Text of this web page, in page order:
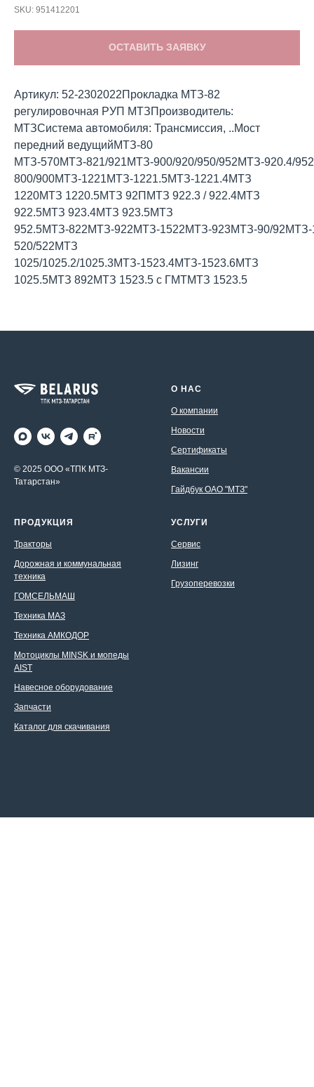
SKU: 951412201
ОСТАВИТЬ ЗАЯВКУ
Артикул: 52-2302022Прокладка МТЗ-82
регулировочная РУП МТЗПроизводитель:
МТЗСистема автомобиля: Трансмиссия, ..Мост
передний ведущийМТЗ-80
МТЗ-570МТЗ-821/921МТЗ-900/920/950/952МТЗ-920.4/
800/900МТЗ-1221МТЗ-1221.5МТЗ-1221.4МТЗ
1220МТЗ 1220.5МТЗ 92ПМТЗ 922.3 / 922.4МТЗ
922.5МТЗ 923.4МТЗ 923.5МТЗ
952.5МТЗ-822МТЗ-922МТЗ-1522МТЗ-923МТЗ-90/
520/522МТЗ
1025/1025.2/1025.3МТЗ-1523.4МТЗ-1523.6МТЗ
1025.5МТЗ 892МТЗ 1523.5 с ГМТМТЗ 1523.5
© 2025 ООО «ТПК МТЗ-
Татарстан»
О НАС
О компании
Новости
Сертификаты
Вакансии
Гайдбук ОАО "МТЗ"
ПРОДУКЦИЯ
Тракторы
Дорожная и коммунальная
техника
ГОМСЕЛЬМАШ
Техника МАЗ
Техника АМКОДОР
Мотоциклы MINSK и мопеды
AIST
Навесное оборудование
Запчасти
Каталог для скачивания
УСЛУГИ
Сервис
Лизинг
Грузоперевозки